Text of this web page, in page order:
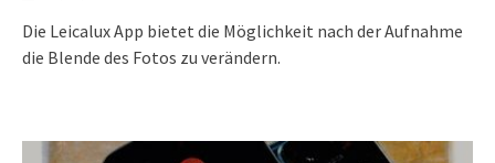
Die Leicalux App bietet die Möglichkeit nach der Aufnahme
die Blende des Fotos zu verändern.